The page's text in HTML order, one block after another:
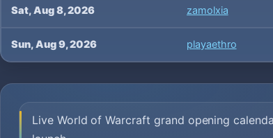
Sat, Aug 8, 2026 zamolxia
Sun, Aug 9, 2026 playaethro
Live World of Warcraft grand opening